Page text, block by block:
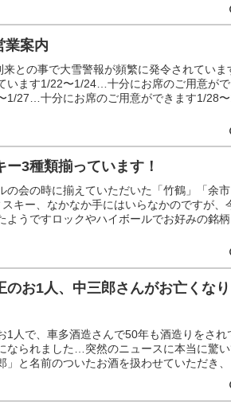
業案内
との事で大雪警報が頻繁に発令されていま
います1/22〜1/24…十分にお席のご用意が
1/27…十分にお席のご用意ができます1/28〜
ー3種類揃っています！
の会の時に揃えていただいた「竹鶴」「余
キー、なかなか手にはいらなかのですが、
ようですロックやハイボールでお好みの銘
のお1人、中三郎さんがお亡くな
1人で、車多酒造さんで50年も酒造りをされ
なられました…突然のニュースに本当に驚
」と名前のついたお酒を扱わせていただき、